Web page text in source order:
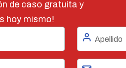
de caso gratuita y
hoy mismo!